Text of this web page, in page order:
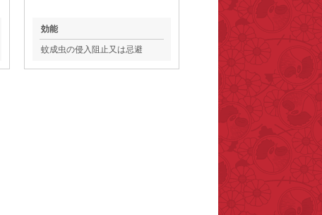
効能
蚊成虫の侵入阻止又は忌避